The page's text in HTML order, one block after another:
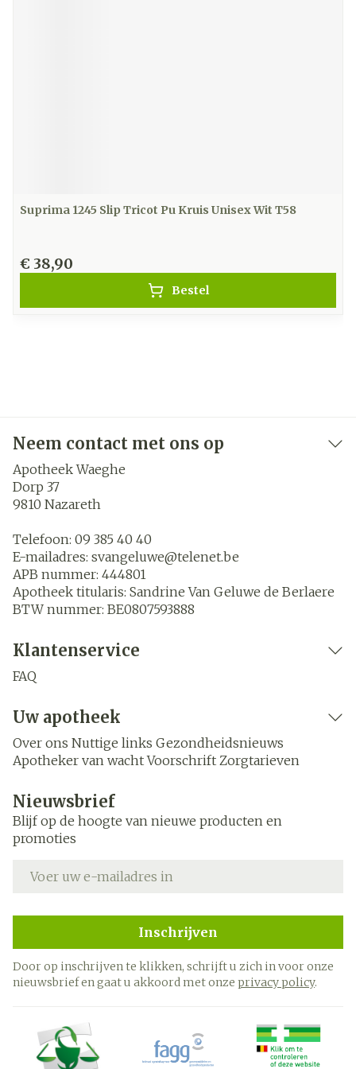
Suprima 1245 Slip Tricot Pu Kruis Unisex Wit T58
€ 38,90
Bestel
Neem contact met ons op
Apotheek Waeghe
Dorp 37
9810 Nazareth
Telefoon: 09 385 40 40
E-mailadres: svangeluwe@telenet.be
APB nummer: 444801
Apotheek titularis: Sandrine Van Geluwe de Berlaere
BTW nummer: BE0807593888
Klantenservice
FAQ
Uw apotheek
Over ons Nuttige links Gezondheidsnieuws
Apotheker van wacht Voorschrift Zorgtarieven
Nieuwsbrief
Blijf op de hoogte van nieuwe producten en
promoties
Inschrijven
Door op inschrijven te klikken, schrijft u zich in voor onze
nieuwsbrief en gaat u akkoord met onze privacy policy.